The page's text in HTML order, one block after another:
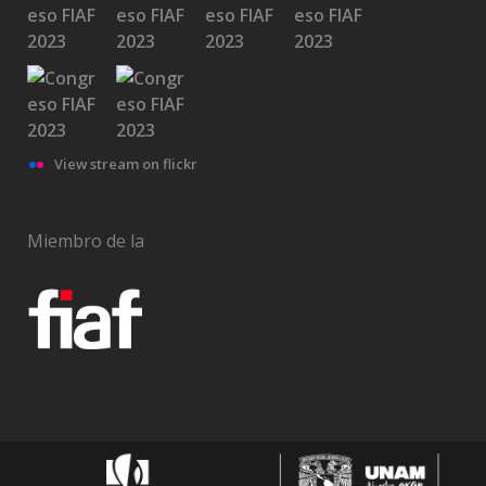
View stream on flickr
Miembro de la